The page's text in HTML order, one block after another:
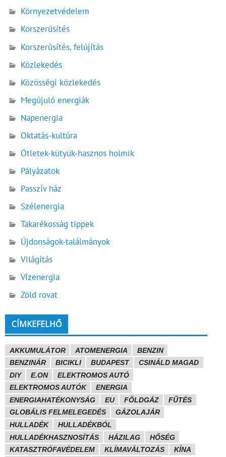
Környezetvédelem
Korszerűsítés
Korszerűsítés, felújítás
Közlekedés
Közösségi közlekedés
Megújuló energiák
Napenergia
Oktatás-kultúra
Ötletek-kütyük-hasznos holmik
Pályázatok
Passzív ház
Szélenergia
Takarékosság tippek
Újdonságok-találmányok
Világítás
Vízenergia
Zöld rovat
CÍMKEFELHŐ
AKKUMULÁTOR ATOMENERGIA
BENZIN
BENZINÁR
BICIKLI BUDAPEST
CSINÁLD MAGAD
DIY
E.ON
ELEKTROMOS AUTÓ
ELEKTROMOS AUTÓK
ENERGIA
ENERGIAHATÉKONYSÁG
EU FÖLDGÁZ
FŰTÉS
GLOBÁLIS FELMELEGEDÉS
GÁZOLAJÁR
HULLADÉK
HULLADÉKBÓL
HULLADÉKHASZNOSÍTÁS
HÁZILAG
HŐSÉG
KATASZTRÓFAVÉDELEM
KLÍMAVÁLTOZÁS
KÍNA